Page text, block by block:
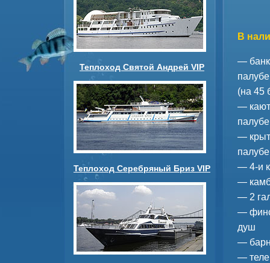
Теплоход Святой Андрей VIP
Теплоход Серебряный Бриз VIP
В
—
палубе
(на 45
—
—
палубе
— 4-и
—
— 2
—
душ
—
—